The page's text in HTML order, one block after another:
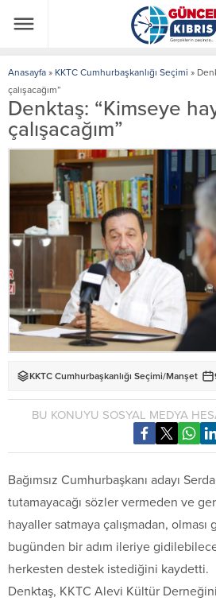
Anasayfa » KKTC Cumhurbaşkanlığı Seçimi »
çalışacağım”
Denktaş: “Kimseye
çalışacağım”
KKTC Cumhurbaşkanlığı Seçimi/Manşet
BU KONUYU SOSYAL MEDYA
Bağımsız Cumhurbaşkanı adayı
tutamayacağı sözler vermeden ve
hayaller satmaya çalışmadan,
bugünden bir adım ileriye
herkesten destek istediğini kaydetti.
Denktaş, KKTC Alevi Kültür